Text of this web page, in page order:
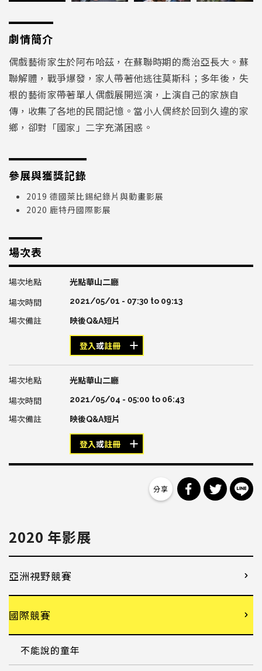
劇情簡介
偶戲藝術家生於阿布哈茲，在蘇聯時期的喬治亞長大。蘇
聯解體，戰爭爆發，家人帶著他逃往莫斯科；多年後，失
根的藝術家帶著單人偶戲展開巡演，上演自己的家族自
傳，收集了各地的民間記憶。當小人偶終於回到久違的家
鄉，卻對「國家」二字充滿困惑。
參展與獲獎記錄
2019 德國萊比錫紀錄片與動畫影展
2020 鹿特丹國際影展
場次表
光點華山二廳
2021/05/01 - 07:30 to 09:13
映後Q&A短片
登入或註冊
光點華山二廳
2021/05/04 - 05:00 to 06:43
映後Q&A短片
登入或註冊
分享到分享到
2020 年影展
亞洲視野競賽
國際競賽
不能說的童年